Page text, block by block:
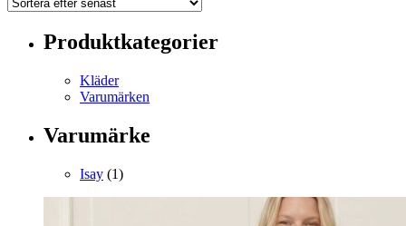
Produktkategorier
Kläder
Varumärken
Varumärke
Isay (1)